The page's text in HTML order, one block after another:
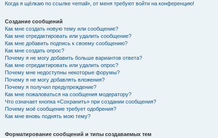
Когда я щёлкаю по ссылке «email», от меня требуют войти на конференцию!
Создание сообщений
Как мне создать новую тему или сообщение?
Как мне отредактировать или удалить сообщение?
Как мне добавить подпись к своему сообщению?
Как мне создать опрос?
Почему я не могу добавить больше вариантов ответа?
Как мне отредактировать или удалить опрос?
Почему мне недоступны некоторые форумы?
Почему я не могу добавлять вложения?
Почему я получил предупреждение?
Как мне пожаловаться на сообщения модератору?
Что означает кнопка «Сохранить» при создании сообщения?
Почему моё сообщение требует одобрения?
Как мне вновь поднять мою тему?
Форматирование сообщений и типы создаваемых тем